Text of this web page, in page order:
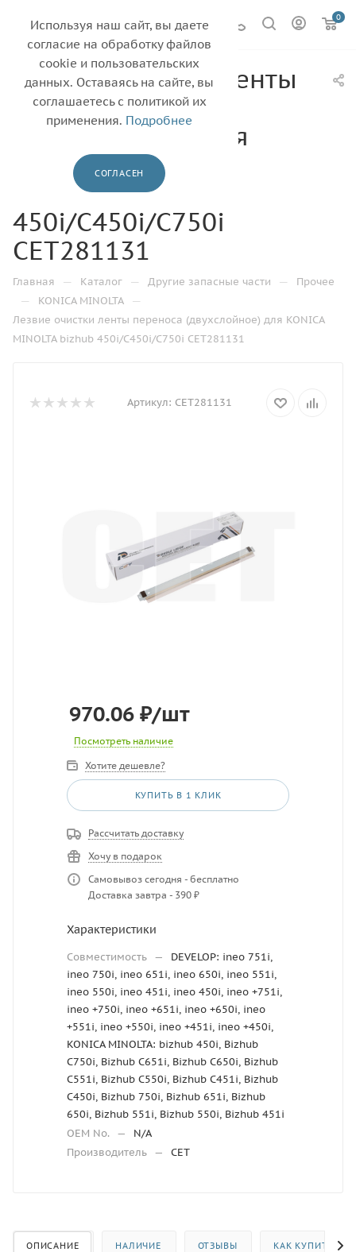
0
Лезвие очистки ленты
переноса
(двухслойное) для
KONICA MINOLTA
bizhub
450i/C450i/C750i
CET281131
Главная — Каталог — Другие запасные части — Прочее
— KONICA MINOLTA —
Лезвие очистки ленты переноса (двухслойное) для KONICA
MINOLTA bizhub 450i/C450i/C750i CET281131
Артикул: CET281131
970.06 ₽/шт
Посмотреть наличие
Хотите дешевле?
КУПИТЬ В 1 КЛИК
Рассчитать доставку
Хочу в подарок
Самовывоз сегодня - бесплатно
Доставка завтра - 390 ₽
Характеристики
Совместимость —
DEVELOP: ineo 751i,
ineo 750i, ineo 651i, ineo 650i, ineo 551i,
ineo 550i, ineo 451i, ineo 450i, ineo +751i,
ineo +750i, ineo +651i, ineo +650i, ineo
+551i, ineo +550i, ineo +451i, ineo +450i,
KONICA MINOLTA: bizhub 450i, Bizhub
C750i, Bizhub C651i, Bizhub C650i, Bizhub
C551i, Bizhub C550i, Bizhub C451i, Bizhub
C450i, Bizhub 750i, Bizhub 651i, Bizhub
650i, Bizhub 551i, Bizhub 550i, Bizhub 451i
OEM No.
—
N/A
Производитель — CET
ОПИСАНИЕ НАЛИЧИЕ ОТЗЫВЫ КАК КУПИТЬ
Используя наш сайт, вы даете
согласие на обработку файлов
cookie и пользовательских
данных. Оставаясь на сайте, вы
соглашаетесь с политикой их
применения. Подробнее
СОГЛАСЕН